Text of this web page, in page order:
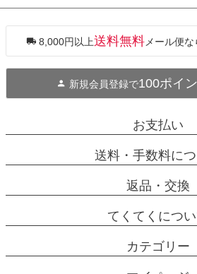
8,000円以上送料無料 メール便
新規会員登録で100ポイ
お支払い
送料・手数料に
返品・交換
てくてくにつ
カテゴリー